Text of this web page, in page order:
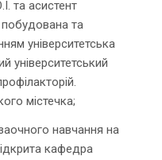
та асистент
та
університетська
університетський
містечка;
навчання на
кафедра